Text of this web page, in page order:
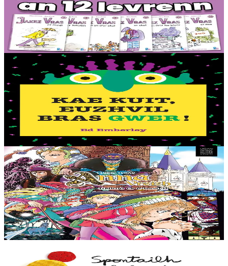
Une collection de 12 histoires courtes, faciles à lire seul. La vie
quotidienne de Jakez Vras, un géant ami des enfants, raconté avec
des phrases courtes et un vocabulaire simple....
En stock44,00 €
2 ans et plus
TES
Go away, big green Monster!
Qui a un long nez bleu turquoise, deux grands yeux jaunes, et des
dents blanches et pointues ? C’est le Grand Monstre Vert qui se
cache à l’intérieur de ton livre....
12,50 €
11 ans et plus
TES
Anna Vreizh - Itrikoù er C'hastell
Encore une sortie scolaire ennuyeuse au château des ducs de
Bretagne pour Gaël, en visite à Nantes… Que nenni ! Le voici
entraîné dans les abîmes du temps par...
En stock12,95 €